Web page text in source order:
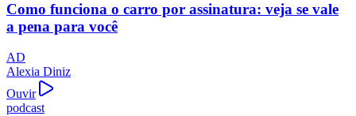
Como funciona o carro por assinatura: veja se vale
a pena para você
AD
Alexia Diniz
Ouvir
podcast